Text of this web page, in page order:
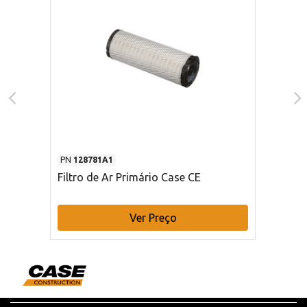
PN 128781A1
Filtro de Ar Primário Case CE
Ver Preço